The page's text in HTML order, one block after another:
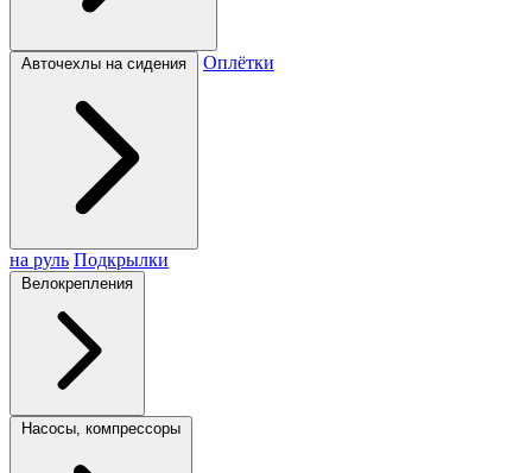
Авточехлы на сидения Оплётки
на руль Подкрылки
Велокрепления
Насосы, компрессоры